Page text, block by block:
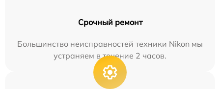
Срочный ремонт
Большинство неисправностей техники Nikon мы
устраняем в течение 2 часов.